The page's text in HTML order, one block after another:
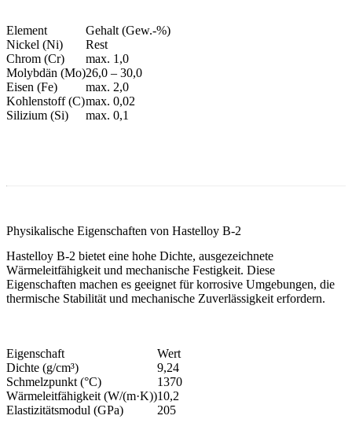
Element
Gehalt (Gew.-%)
Nickel (Ni)
Rest
Chrom (Cr)
max. 1,0
Molybdän (Mo)26,0 – 30,0
Eisen (Fe)
max. 2,0
Kohlenstoff (C)max. 0,02
Silizium (Si)
max. 0,1
Physikalische Eigenschaften von Hastelloy B-2
Hastelloy B-2 bietet eine hohe Dichte, ausgezeichnete
Wärmeleitfähigkeit und mechanische Festigkeit. Diese
Eigenschaften machen es geeignet für korrosive Umgebungen, die
thermische Stabilität und mechanische Zuverlässigkeit erfordern.
Eigenschaft
Wert
Dichte (g/cm³)
9,24
Schmelzpunkt (°C)
1370
Wärmeleitfähigkeit (W/(m·K))10,2
Elastizitätsmodul (GPa)
205